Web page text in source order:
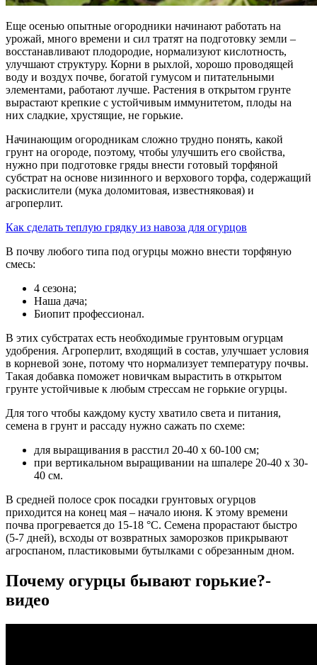
Еще осенью опытные огородники начинают работать на
урожай, много времени и сил тратят на подготовку земли –
восстанавливают плодородие, нормализуют кислотность,
улучшают структуру. Корни в рыхлой, хорошо проводящей
воду и воздух почве, богатой гумусом и питательными
элементами, работают лучше. Растения в открытом грунте
вырастают крепкие с устойчивым иммунитетом, плоды на
них сладкие, хрустящие, не горькие.
Начинающим огородникам сложно трудно понять, какой
грунт на огороде, поэтому, чтобы улучшить его свойства,
нужно при подготовке гряды внести готовый торфяной
субстрат на основе низинного и верхового торфа, содержащий
раскислители (мука доломитовая, известняковая) и
агроперлит.
Как сделать теплую грядку из навоза для огурцов
В почву любого типа под огурцы можно внести торфяную
смесь:
4 сезона;
Наша дача;
Биопит профессионал.
В этих субстратах есть необходимые грунтовым огурцам
удобрения. Агроперлит, входящий в состав, улучшает условия
в корневой зоне, потому что нормализует температуру почвы.
Такая добавка поможет новичкам вырастить в открытом
грунте устойчивые к любым стрессам не горькие огурцы.
Для того чтобы каждому кусту хватило света и питания,
семена в грунт и рассаду нужно сажать по схеме:
для выращивания в расстил 20-40 x 60-100 см;
при вертикальном выращивании на шпалере 20-40 x 30-
40 см.
В средней полосе срок посадки грунтовых огурцов
приходится на конец мая – начало июня. К этому времени
почва прогревается до 15-18 °C. Семена прорастают быстро
(5-7 дней), всходы от возвратных заморозков прикрывают
агроспаном, пластиковыми бутылками с обрезанным дном.
Почему огурцы бывают горькие?-
видео